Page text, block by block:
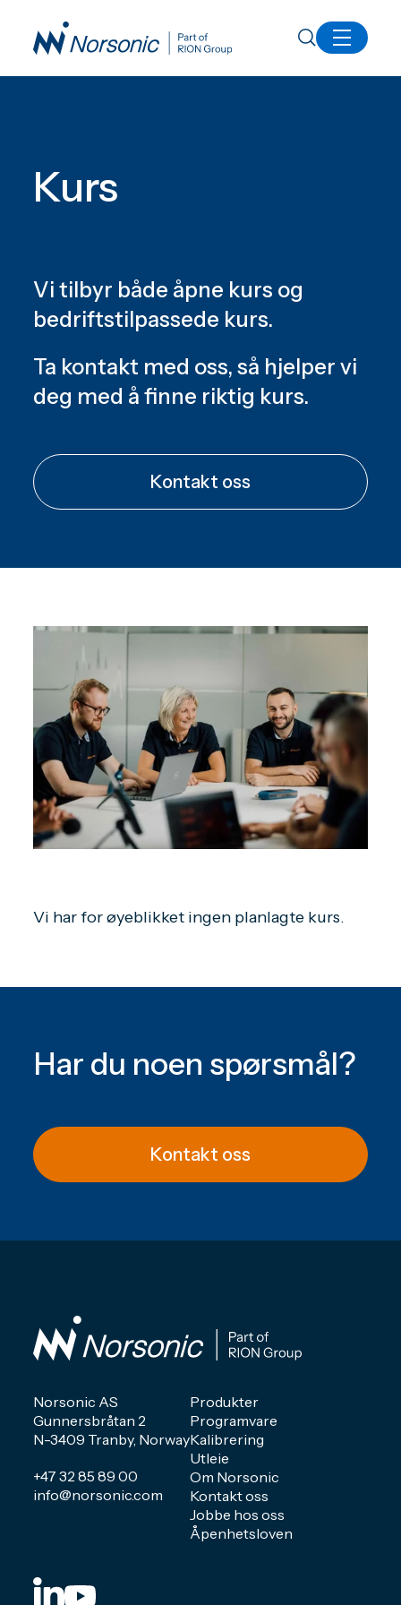
Kurs
Vi tilbyr både åpne kurs og
bedrifts­tilpassede kurs.
Ta kontakt med oss, så hjelper vi
deg med å finne riktig kurs.
Kontakt oss
Vi har for øyeblikket ingen planlagte kurs.
Har du noen spørsmål?
Kontakt oss
Norsonic AS
Gunnersbråtan 2
N-3409 Tranby, Norway
+47 32 85 89 00
info@norsonic.com
Produkter
Programvare
Kalibrering
Utleie
Om Norsonic
Kontakt oss
Jobbe hos oss
Åpenhetsloven